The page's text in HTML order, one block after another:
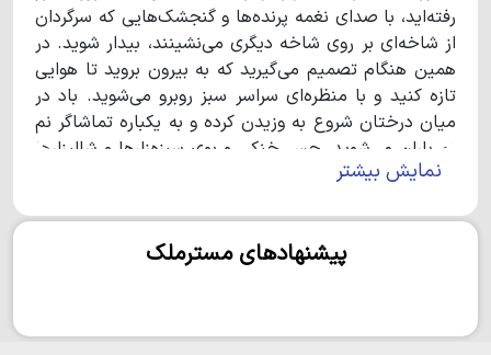
رفته‌اید، با صدای نغمه پرنده‌ها و گنجشک‌هایی که سرگردان
از شاخه‌ای بر روی شاخه دیگری می‌نشینند، بیدار شوید. در
همین هنگام تصمیم می‌گیرید که به بیرون بروید تا هوایی
تازه کنید و با منظره‌ای سراسر سبز روبرو می‌شوید. باد در
میان درختان شروع به وزیدن کرده و به یکباره تماشاگر نم
نم باران می‌شوید. حس خنکی و بوی سبزه‌زارها و شالیزارها
همان بهشتی است که همیشه انتظارش را داشتید. درست
حتی خوردن نان محلی و عطر چای، طعم دیگری دارد. از
مردمان بومی این منطقه شنیده‌ام که نام چمستان به دلیل
می‌دانند. در هر صورت اگر هنوز برای سفر به چمستان در
نمایش بیشتر
پیشنهادهای مسترملک